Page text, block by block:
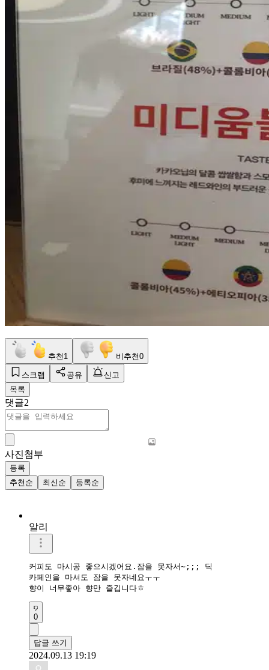
추천 1 비추천0
스크랩 공유
신고
목록
댓글2
사진첨부
등록
추천순
최신순 등록순
알리
커피도 마시공 좋으시겠어요.잠을 못자서~;;; 딕
카페인을 마셔도 잠을 못자네요ㅜㅜ
향이 너무좋아 향만 즐깁니다ㅎ
0
답글 쓰기
2024.09.13 19:19